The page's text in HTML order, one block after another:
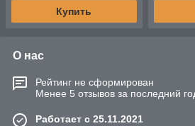
Купить
О нас
Рейтинг не сформирован
Менее 5 отзывов за последний
Работает с 25.11.2021